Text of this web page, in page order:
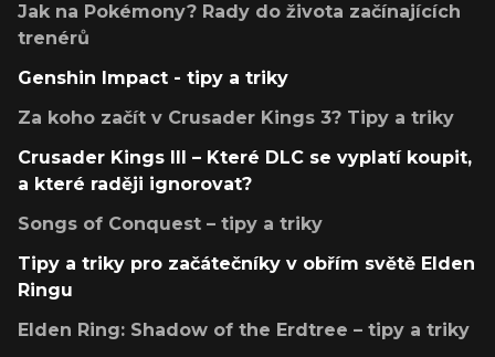
Jak na Pokémony? Rady do života začínajících
trenérů
Genshin Impact - tipy a triky
Za koho začít v Crusader Kings 3? Tipy a triky
Crusader Kings III – Které DLC se vyplatí koupit,
a které raději ignorovat?
Songs of Conquest – tipy a triky
Tipy a triky pro začátečníky v obřím světě Elden
Ringu
Elden Ring: Shadow of the Erdtree – tipy a triky